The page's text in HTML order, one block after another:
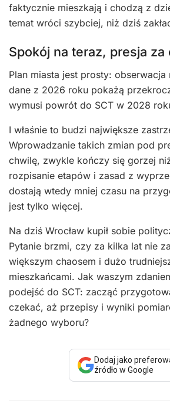
faktycznie mieszkają i chodzą z
temat wróci szybciej, niż dziś
Spokój na teraz, presja za
Plan miasta jest prosty:
dane z 2026 roku pokażą
wymusi powrót do SCT w 2028
I właśnie to budzi największe
Wprowadzanie takich zmian pod
chwilę, zwykle kończy się gorzej
rozpisanie etapów i zasad z
dostają wtedy mniej czasu na
jest tylko więcej.
Na dziś Wrocław kupił sobie
Pytanie brzmi, czy za kilka lat nie
większym chaosem i dużo
mieszkańcami. Jak waszym
podejść do SCT: zacząć
czekać, aż przepisy i wyniki
żadnego wyboru?
Dodaj jako
źródło w Google